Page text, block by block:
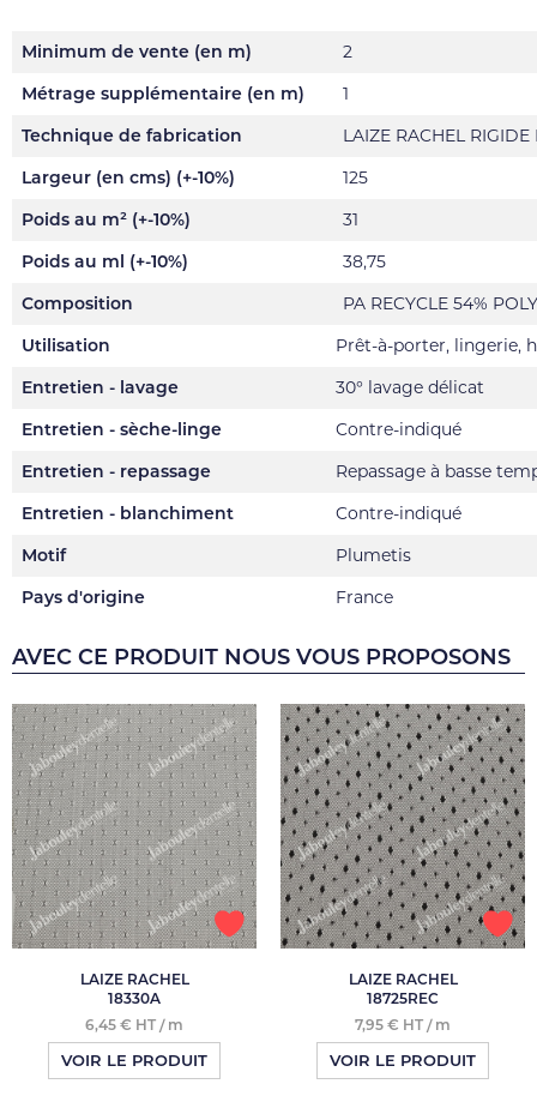
Minimum de vente (en m)
2
Métrage supplémentaire (en m)
1
Technique de fabrication
LAIZE RACHEL RIGIDE
Largeur (en cms) (+-10%)
125
Poids au m² (+-10%)
31
Poids au ml (+-10%)
38,75
Composition
PA RECYCLE 54%
Utilisation
Prêt-à-porter, lingerie,
Entretien - lavage
30° lavage délicat
Entretien - sèche-linge
Contre-indiqué
Entretien - repassage
Repassage à basse
Entretien - blanchiment
Contre-indiqué
Motif
Plumetis
Pays d'origine
France
AVEC CE PRODUIT NOUS VOUS PROPOSONS
LAIZE RACHEL
18330A
6,45 € HT / m
VOIR LE PRODUIT
LAIZE RACHEL
18725REC
7,95 € HT / m
VOIR LE PRODUIT